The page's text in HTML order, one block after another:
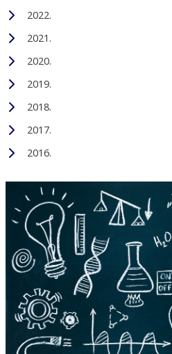
2022.
2021.
2020.
2019.
2018.
2017.
2016.